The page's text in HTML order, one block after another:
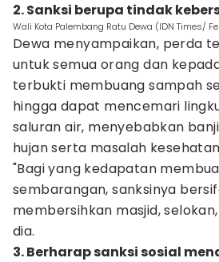
2. Sanksi berupa tindak
Wali Kota Palembang Ratu Dewa (IDN Times/
Dewa menyampaikan, perda
untuk semua orang dan
terbukti membuang sampah
hingga dapat mencemari
saluran air, menyebabkan
hujan serta masalah
"Bagi yang kedapatan
sembarangan, sanksinya
membersihkan masjid,
dia.
3. Berharap sanksi sosial